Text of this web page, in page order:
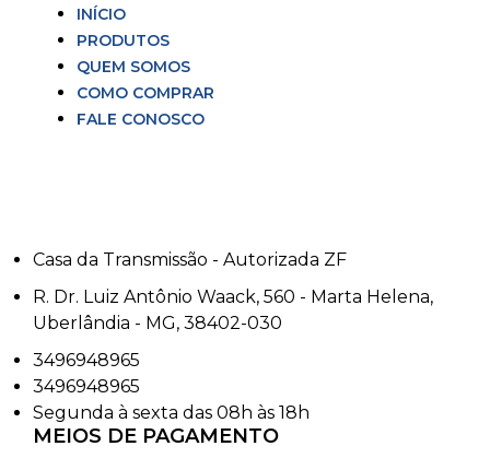
INÍCIO
PRODUTOS
QUEM SOMOS
COMO COMPRAR
FALE CONOSCO
Casa da Transmissão - Autorizada ZF
R. Dr. Luiz Antônio Waack, 560 - Marta Helena,
Uberlândia - MG, 38402-030
3496948965
3496948965
Segunda à sexta das 08h às 18h
MEIOS DE PAGAMENTO